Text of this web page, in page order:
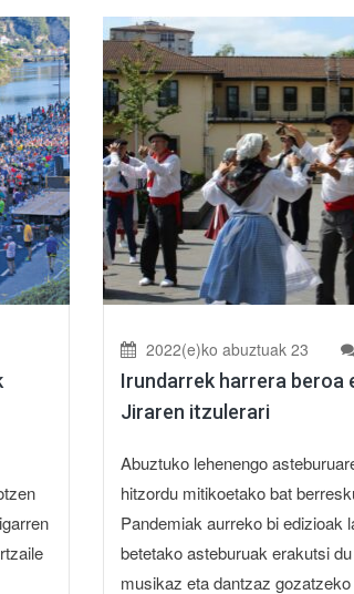
2022(e)ko abuztuak 23
Irundarrek harrera beroa
Jiraren itzulerari
Abuztuko lehenengo
hitzordu mitikoetako bat
Pandemiak aurreko bi edizioak
betetako asteburuak erakutsi
musikaz eta dantzaz